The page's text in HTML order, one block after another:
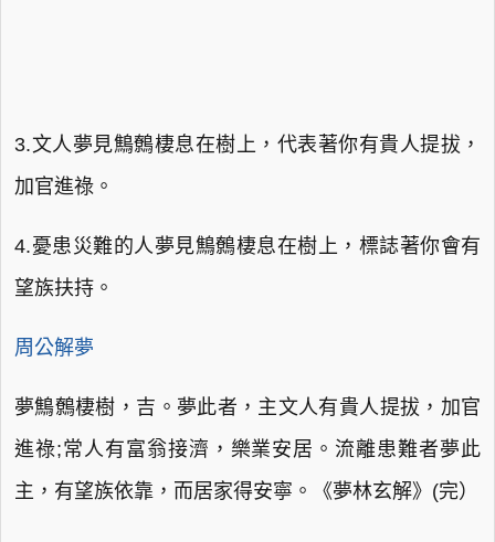
3.文人夢見鷦鷯棲息在樹上，代表著你有貴人提拔，
加官進祿。
4.憂患災難的人夢見鷦鷯棲息在樹上，標誌著你會有
望族扶持。
周公解夢
夢鷦鷯棲樹，吉。夢此者，主文人有貴人提拔，加官
進祿;常人有富翁接濟，樂業安居。流離患難者夢此
主，有望族依靠，而居家得安寧。《夢林玄解》(完）